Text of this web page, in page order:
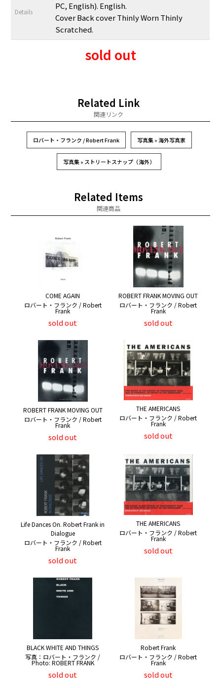
Details
PC, English). English.
Cover Back cover Thinly Worn Thinly
Scratched.
sold out
Related Link
関連リンク
ロバート・フランク / Robert Frank 写真集 » 海外写真家
写真集 » ストリートスナップ（海外）
Related Items
関連商品
COME AGAIN
ロバート・フランク / Robert
Frank
sold out
ROBERT FRANK MOVING OUT
ロバート・フランク / Robert
Frank
sold out
ROBERT FRANK MOVING OUT
ロバート・フランク / Robert
Frank
sold out
THE AMERICANS
ロバート・フランク / Robert
Frank
sold out
Life Dances On. Robert Frank in
Dialogue
ロバート・フランク / Robert
Frank
sold out
THE AMERICANS
ロバート・フランク / Robert
Frank
sold out
BLACK WHITE AND THINGS
写真：ロバート・フランク /
Photo: ROBERT FRANK
sold out
Robert Frank
ロバート・フランク / Robert
Frank
sold out